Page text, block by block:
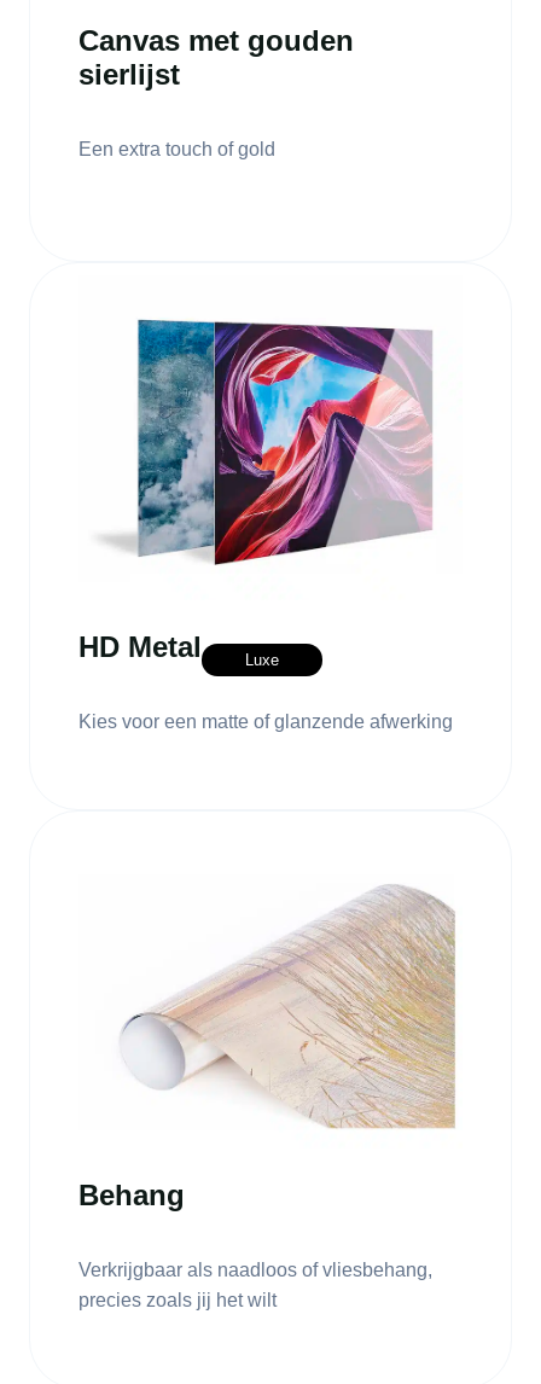
Canvas met gouden
sierlijst
Een extra touch of gold
HD Metal Luxe
Kies voor een matte of glanzende afwerking
Behang
Verkrijgbaar als naadloos of vliesbehang,
precies zoals jij het wilt